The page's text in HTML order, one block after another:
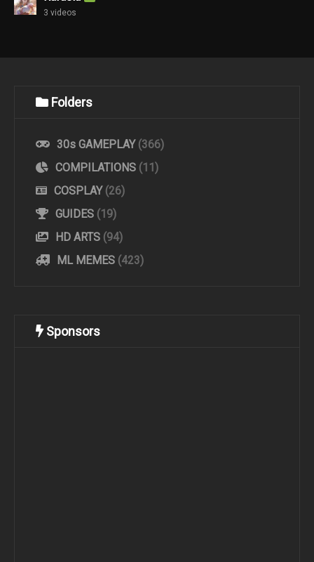
3 videos
Folders
30s GAMEPLAY (366)
COMPILATIONS (11)
COSPLAY (26)
GUIDES (19)
HD ARTS (94)
ML MEMES (423)
Sponsors